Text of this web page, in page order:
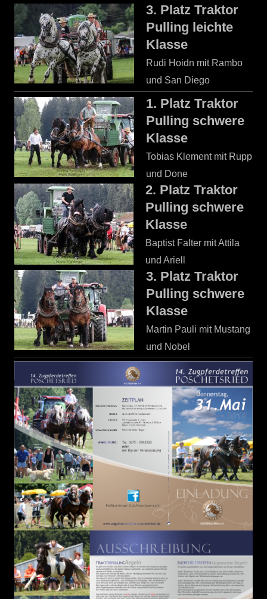
3. Platz Traktor
Pulling leichte
Klasse
Rudi Hoidn mit Rambo
und San Diego
1. Platz Traktor
Pulling schwere
Klasse
Tobias Klement mit Rupp
und Done
2. Platz Traktor
Pulling schwere
Klasse
Baptist Falter mit Attila
und Ariell
3. Platz Traktor
Pulling schwere
Klasse
Martin Pauli mit Mustang
und Nobel